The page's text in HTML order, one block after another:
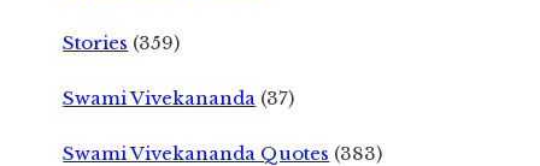
Stories (359)
Swami Vivekananda (37)
Swami Vivekananda Quotes (383)